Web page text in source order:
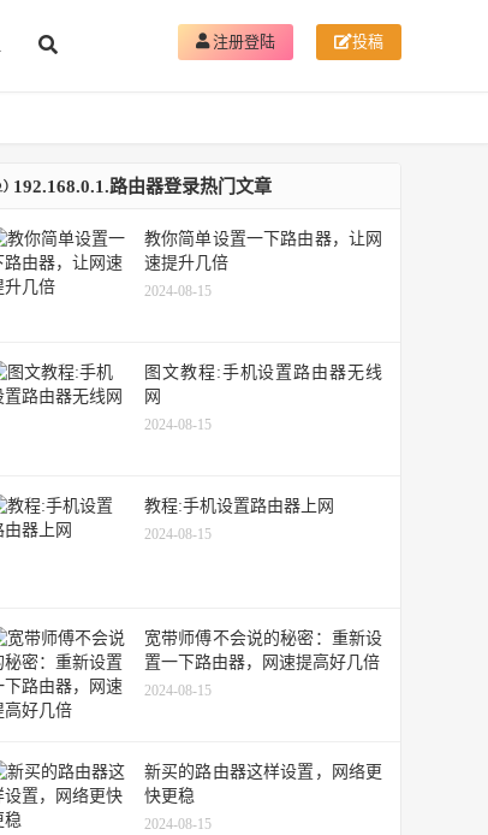
注册登陆 投稿
192.168.0.1.路由器登录热门文章
教你简单设置一下路由器，让网
速提升几倍
2024-08-15
图文教程:手机设置路由器无线
网
2024-08-15
教程:手机设置路由器上网
2024-08-15
宽带师傅不会说的秘密：重新设
置一下路由器，网速提高好几倍
2024-08-15
新买的路由器这样设置，网络更
快更稳
2024-08-15